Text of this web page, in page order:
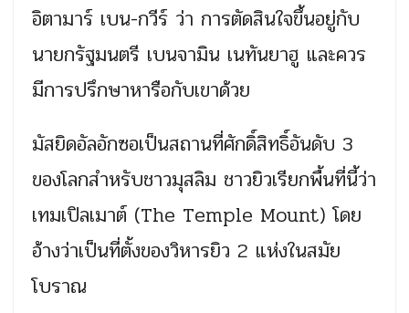
อิตามาร์ เบน-กวีร์ ว่า การตัดสินใจขึ้นอยู่กับ
นายกรัฐมนตรี เบนจามิน เนทันยาฮู และควร
มีการปรึกษาหารือกับเขาด้วย
มัสยิดอัลอักซอเป็นสถานที่ศักดิ์สิทธิ์อันดับ 3
ของโลกสำหรับชาวมุสลิม ชาวยิวเรียกพื้นที่นี้ว่า
เทมเปิลเมาต์ (The Temple Mount) โดย
อ้างว่าเป็นที่ตั้งของวิหารยิว 2 แห่งในสมัย
โบราณ